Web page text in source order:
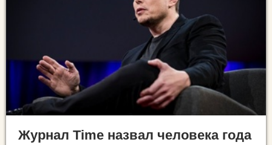
Журнал Time назвал человека года